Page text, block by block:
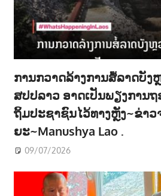
ການກວາດລ້າງການສໍ້ລາດບັງ
ສປປລາວ ອາດເປັນພຽງການ
ຖິ້ມປະຊາຊົນໄວ້ທາງຫຼັງ~ຂ່າ
ຍະ~Manushya Lao .
09/07/2026